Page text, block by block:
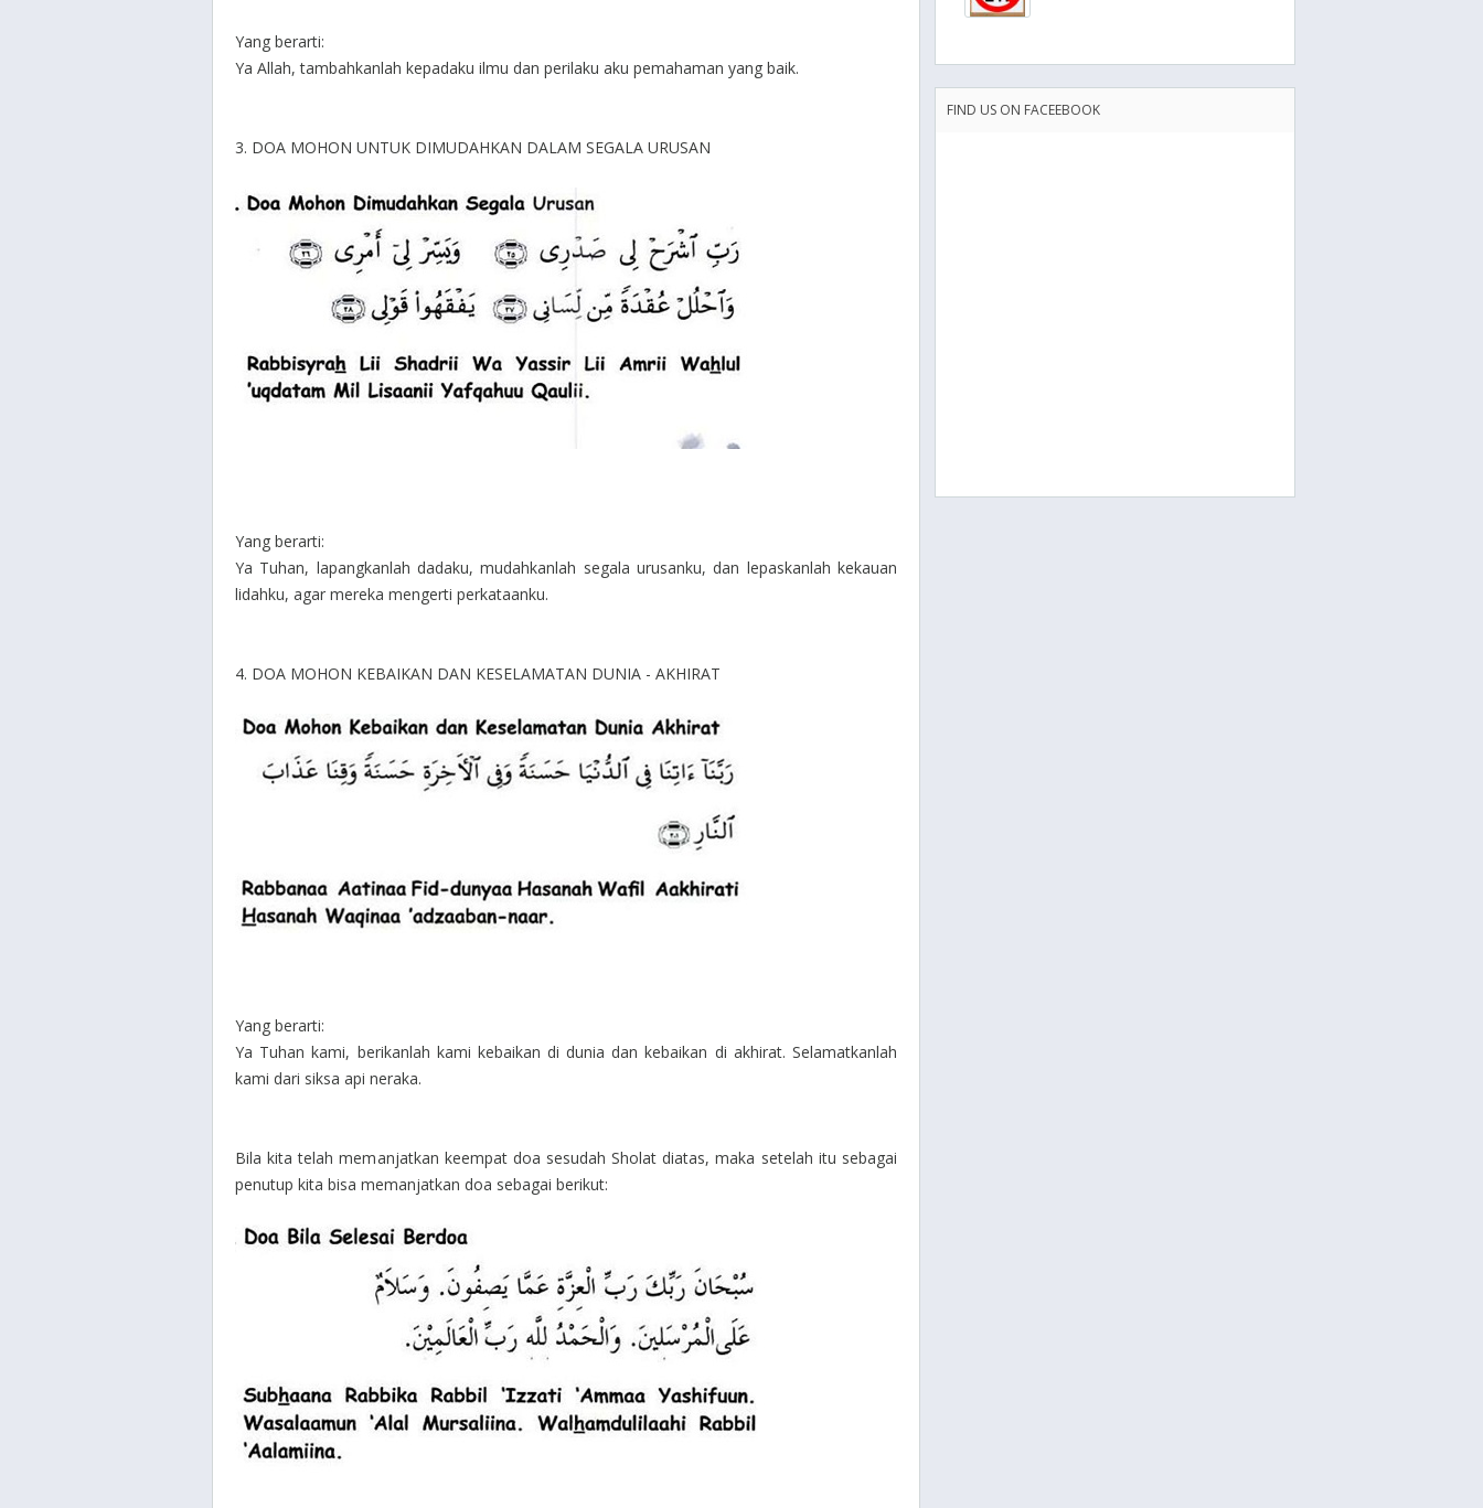
Yang berarti:
Ya Allah, tambahkanlah kepadaku ilmu dan perilaku aku pemahaman yang baik.
3. DOA MOHON UNTUK DIMUDAHKAN DALAM SEGALA URUSAN
Yang berarti:
Ya Tuhan, lapangkanlah dadaku, mudahkanlah segala urusanku, dan lepaskanlah kekauan
lidahku, agar mereka mengerti perkataanku.
4. DOA MOHON KEBAIKAN DAN KESELAMATAN DUNIA - AKHIRAT
Yang berarti:
Ya Tuhan kami, berikanlah kami kebaikan di dunia dan kebaikan di akhirat. Selamatkanlah
kami dari siksa api neraka.
Bila kita telah memanjatkan keempat doa sesudah Sholat diatas, maka setelah itu sebagai
penutup kita bisa memanjatkan doa sebagai berikut:
FIND US ON FACEEBOOK